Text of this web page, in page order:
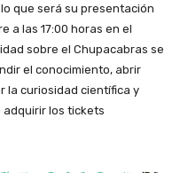
que será su presentación
a las 17:00 horas en el
sobre el Chupacabras se
el conocimiento, abrir
la curiosidad científica y
adquirir los tickets